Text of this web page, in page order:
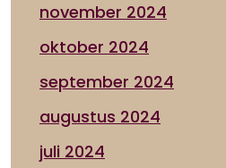
november 2024
oktober 2024
september 2024
augustus 2024
juli 2024